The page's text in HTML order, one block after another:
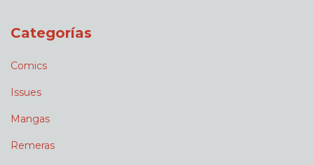
Categorías
Comics
Issues
Mangas
Remeras